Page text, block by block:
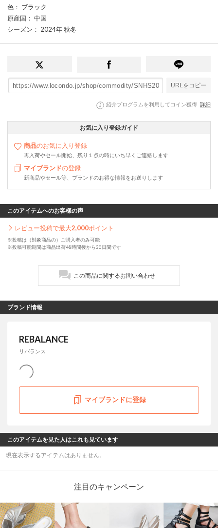
色 ： ブラック
原産国 ： 中国
シーズン ： 2024年 秋冬
URLをコピー
紹介プログラムを利用してコイン獲得 詳細
お気に入り登録ガイド
商品のお気に入り登録
再入荷やセール開始、残り１点の時にいち早くご連絡します
マイブランドの登録
新商品やセール等、ブランドのお得な情報をお送りします
このアイテムへのお客様の声
レビュー投稿で最大2,000ポイント
※投稿は（対象商品の）ご購入者のみ可能
※投稿可能期間は商品出荷48時間後から30日間です
この商品に関するお問い合わせ
ブランド情報
REBALANCE
リバランス
マイブランドに登録
このアイテムを見た人はこれも見ています
現在表示するアイテムはありません。
注目のキャンペーン